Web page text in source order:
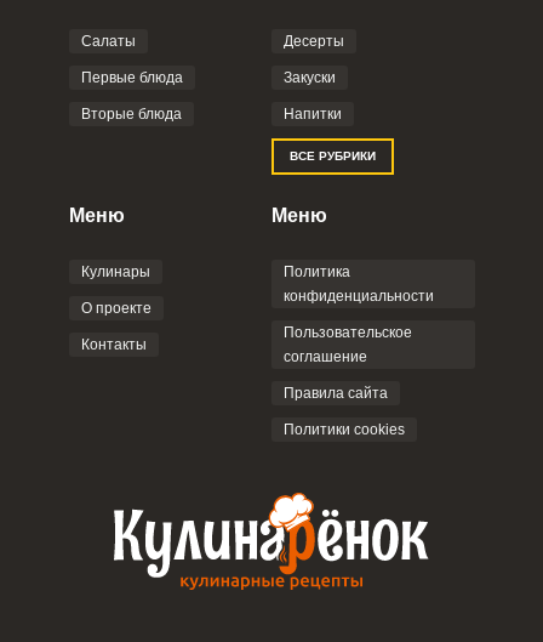
Фото до 4 шт, до 5 mb
Отправляя эту форму, вы соглашаетесь с
Политикой
Пользовательским
соглашением
Салаты
Первые блюда
Вторые блюда
Десерты
Закуски
Напитки
ВСЕ РУБРИКИ
Меню
Кулинары
О проекте
Контакты
Меню
Политика
конфиденциальности
Пользовательское
соглашение
Правила сайта
Политики cookies